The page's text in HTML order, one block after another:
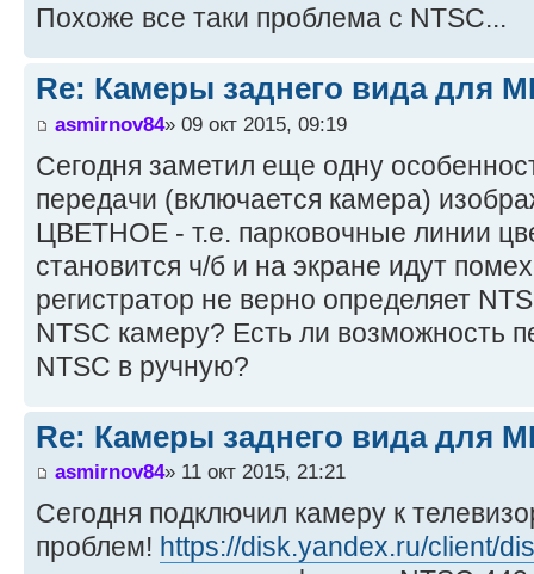
Похоже все таки проблема с NTSC...
Re: Камеры заднего вида для
asmirnov84» 09 окт 2015, 09:19
Сегодня заметил еще одну
передачи (включается камера)
ЦВЕТНОЕ - т.е. парковочные линии
становится ч/б и на экране идут
регистратор не верно определяет
NTSC камеру? Есть ли возможность
NTSC в ручную?
Re: Камеры заднего вида для
asmirnov84» 11 окт 2015, 21:21
Сегодня подключил камеру к
проблем! https://disk.yandex.ru/client/